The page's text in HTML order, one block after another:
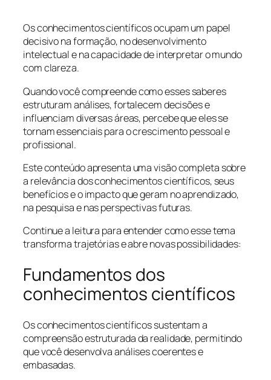
Os conhecimentos científicos ocupam um papel
decisivo na formação, no desenvolvimento
intelectual e na capacidade de interpretar o mundo
com clareza.
Quando você compreende como esses saberes
estruturam análises, fortalecem decisões e
influenciam diversas áreas, percebe que eles se
tornam essenciais para o crescimento pessoal e
profissional.
Este conteúdo apresenta uma visão completa sobre
a relevância dos conhecimentos científicos, seus
benefícios e o impacto que geram no aprendizado,
na pesquisa e nas perspectivas futuras.
Continue a leitura para entender como esse tema
transforma trajetórias e abre novas possibilidades:
Fundamentos dos
conhecimentos científicos
Os conhecimentos científicos sustentam a
compreensão estruturada da realidade, permitindo
que você desenvolva análises coerentes e
embasadas.